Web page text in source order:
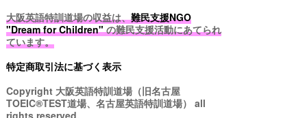
大阪英語特訓道場の収益は、難民支援NGO
"Dream for Children"の難民支援活動にあてられ
ています。
特定商取引法に基づく表示
Copyright 大阪英語特訓道場（旧名古屋
TOEIC®TEST道場、名古屋英語特訓道場） all
rights reserved.